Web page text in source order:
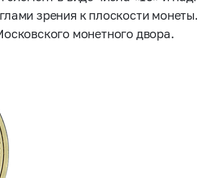
зрения к плоскости
монетного двора.